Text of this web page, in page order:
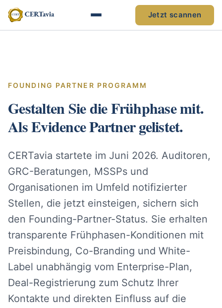
Jetzt scannen
FOUNDING PARTNER PROGRAMM
Gestalten Sie die Frühphase mit.
Als Evidence Partner gelistet.
CERTavia startete im Juni 2026. Auditoren,
GRC-Beratungen, MSSPs und
Organisationen im Umfeld notifizierter
Stellen, die jetzt einsteigen, sichern sich
den Founding-Partner-Status. Sie erhalten
transparente Frühphasen-Konditionen mit
Preisbindung, Co-Branding und White-
Label unabhängig vom Enterprise-Plan,
Deal-Registrierung zum Schutz Ihrer
Kontakte und direkten Einfluss auf die